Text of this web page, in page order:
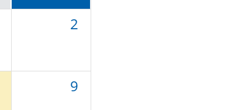
2
9